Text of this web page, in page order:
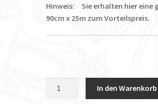
Hinweis: Sie erhalten hier eine
90cm x 25m zum Vorteilspreis.
In den Warenkorb